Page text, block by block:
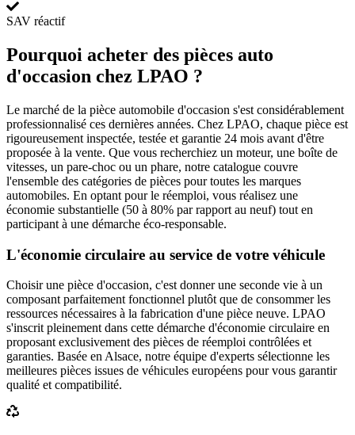
SAV réactif
Pourquoi acheter des pièces auto
d'occasion chez LPAO ?
Le marché de la pièce automobile d'occasion s'est considérablement
professionnalisé ces dernières années. Chez LPAO, chaque pièce est
rigoureusement inspectée, testée et garantie 24 mois avant d'être
proposée à la vente. Que vous recherchiez un moteur, une boîte de
vitesses, un pare-choc ou un phare, notre catalogue couvre
l'ensemble des catégories de pièces pour toutes les marques
automobiles. En optant pour le réemploi, vous réalisez une
économie substantielle (50 à 80% par rapport au neuf) tout en
participant à une démarche éco-responsable.
L'économie circulaire au service de votre véhicule
Choisir une pièce d'occasion, c'est donner une seconde vie à un
composant parfaitement fonctionnel plutôt que de consommer les
ressources nécessaires à la fabrication d'une pièce neuve. LPAO
s'inscrit pleinement dans cette démarche d'économie circulaire en
proposant exclusivement des pièces de réemploi contrôlées et
garanties. Basée en Alsace, notre équipe d'experts sélectionne les
meilleures pièces issues de véhicules européens pour vous garantir
qualité et compatibilité.